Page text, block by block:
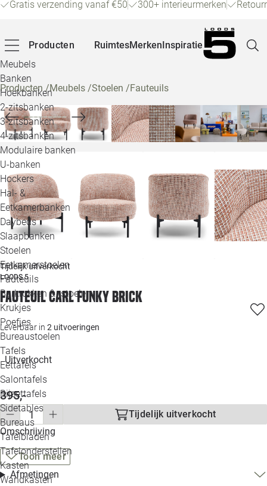
Gratis verzending vanaf €50 300+ interieurmerken
Producten
Meubels
Banken
Hoekbanken
2-zitsbanken
3-zitsbanken
4-zitsbanken
Modulaire banken
U-banken
Hockers
Hal- &
Eetkamerbanken
Daybeds
Slaapbanken
Stoelen
Eetkamerstoelen
Fauteuils
Barkrukken & -stoelen
Krukjes
Poefjes
Bureaustoelen
Tafels
Eettafels
Salontafels
Bijzettafels
Sidetables
Bureaus
Tafelbladen
Tafelonderstellen
Kasten
Wandkasten
RuimtesMerkenInspiratie
Producten/Meubels /Stoelen /Fauteuils
Tijdelijk uitverkocht
LOODS 5
Fauteuil Carl funky brick
Leverbaar in 2 uitvoeringen
Uitverkocht
395,-
Tijdelijk uitverkocht
Omschrijving
Toon meer
Afmetingen